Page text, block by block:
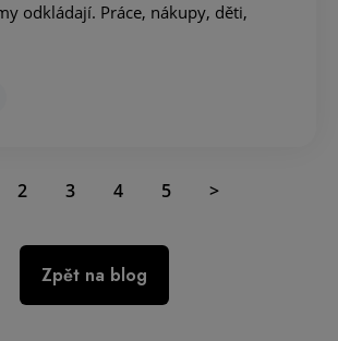
odkládají. Práce, nákupy, děti,
2 3 4 5 >
Zpět na blog